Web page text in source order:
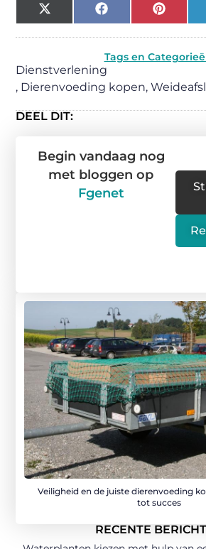
X
(Twitter)
Facebook
Tags en
Dienstverlening
, Dierenvoeding kopen,
DEEL DIT:
Veiligheid en de juiste dierenvoeding
tot succes
RECENTE
Begin vandaag nog
met bloggen op
Fgenet